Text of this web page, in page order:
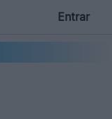
Entrar